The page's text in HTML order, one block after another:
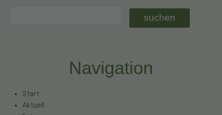
Navigation
Start
Aktuell